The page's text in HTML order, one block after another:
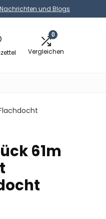
Nachrichten und Blogs
0
Vergleichen
61m